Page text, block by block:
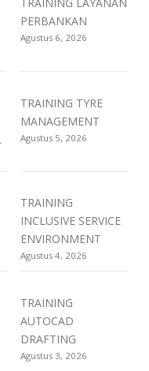
PERBANKAN
Agustus 6, 2026
TRAINING TYRE
MANAGEMENT
Agustus 5, 2026
TRAINING
INCLUSIVE SERVICE
ENVIRONMENT
Agustus 4, 2026
TRAINING
AUTOCAD
DRAFTING
Agustus 3, 2026